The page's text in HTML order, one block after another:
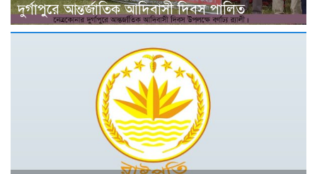
দুর্গাপুরে আন্তর্জাতিক আদিবাসী দিবস পালিত